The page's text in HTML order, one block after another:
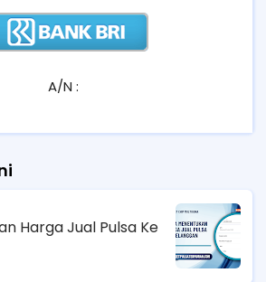
A/N :
Harga Jual Pulsa Ke